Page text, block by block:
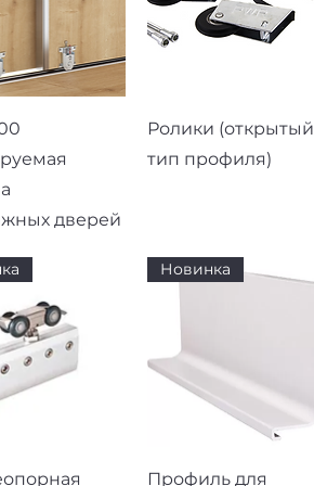
просмотр
дверей
Быстрый просмотр
Ролики (открытый
тип профиля)
просмотр Быстрый просмотр
Новинка
Профиль для